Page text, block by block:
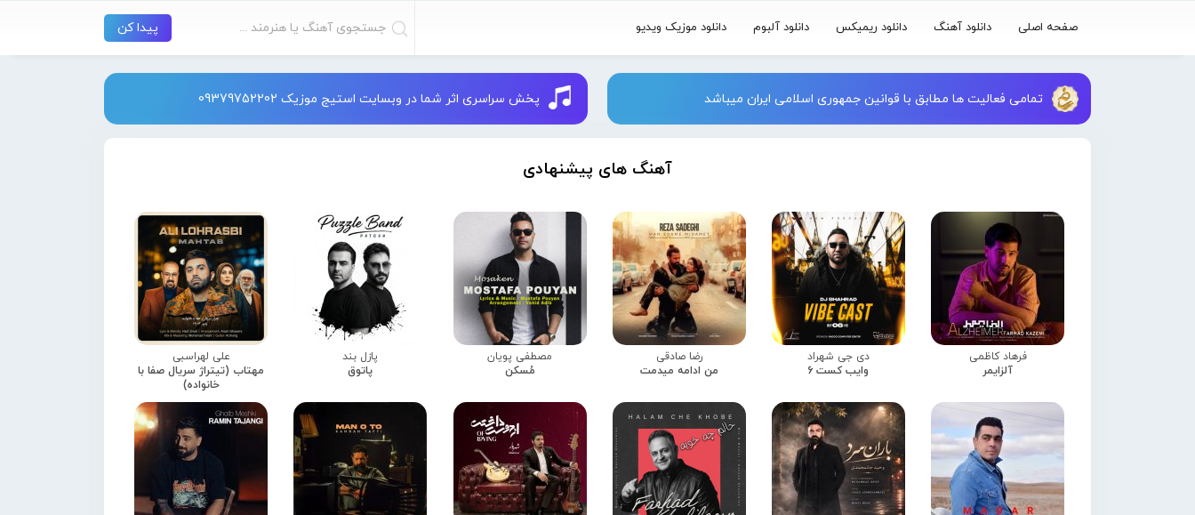
صفحه اصلی دانلود آهنگ دانلود ریمیکس دانلود آلبوم دانلود موزیک ویدیو
تمامی فعالیت ها مطابق با قوانین جمهوری اسلامی ایران میباشد پخش سراسری اثر شما در وبسایت استیج موزیک 09379752202
آهنگ های پیشنهادی
فرهاد کاظمی
آلزایمر
دی جی شهراد
وایب کست 6
رضا صادقی
من ادامه میدمت
مصطفی پویان
مُسکن
پازل بند
پاتوق
علی لهراسبی
مهتاب (تیتراژ سریال صفا با
خانواده)